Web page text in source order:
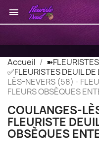

Accueil
✅FLEURISTES DEUIL DE
LÈS-NEVERS (58) -
FLEURS OBSÈQUES
COULANGES-
FLEURISTE
OBSÈQUES